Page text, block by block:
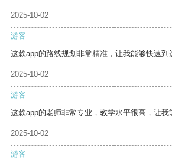
2025-10-02
游客
这款app的路线规划非常精准，让我能够快速到
2025-10-02
游客
这款app的老师非常专业，教学水平很高，让我
2025-10-02
游客